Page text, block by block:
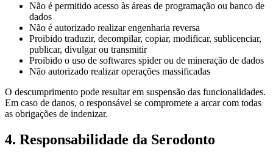
Não é permitido acesso às áreas de programação ou banco de
dados
Não é autorizado realizar engenharia reversa
Proibido traduzir, decompilar, copiar, modificar, sublicenciar,
publicar, divulgar ou transmitir
Proibido o uso de softwares spider ou de mineração de dados
Não autorizado realizar operações massificadas
O descumprimento pode resultar em suspensão das funcionalidades.
Em caso de danos, o responsável se compromete a arcar com todas
as obrigações de indenizar.
4. Responsabilidade da Serodonto